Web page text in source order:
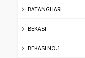
BATANGHARI
BEKASI
BEKASI NO.1